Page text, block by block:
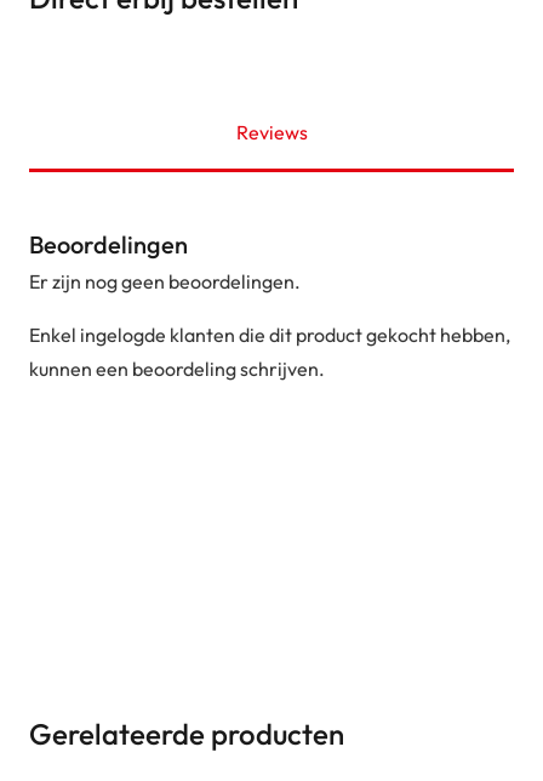
Reviews
Beoordelingen
Er zijn nog geen beoordelingen.
Enkel ingelogde klanten die dit product gekocht hebben,
kunnen een beoordeling schrijven.
Gerelateerde producten